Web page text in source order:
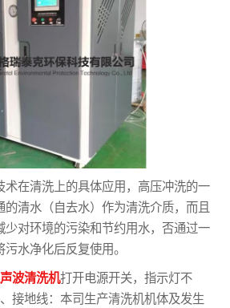
术在清洗上的具体应用，高压冲洗的一
的清水（自去水）作为清洗介质，而且
少对环境的污染和节约用水，否通过一
水净化后反复使用。
波清洗机打开电源开关，指示灯不
接地线：本司生产清洗机机体及发生